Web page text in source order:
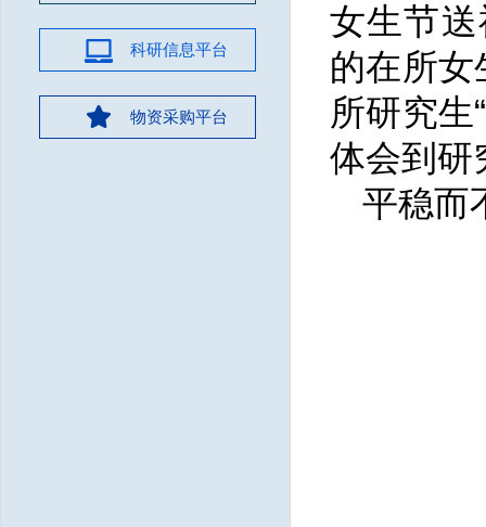
科研信息平台
物资采购平台
女生节
的在所
所研究生
体会到研
平稳而